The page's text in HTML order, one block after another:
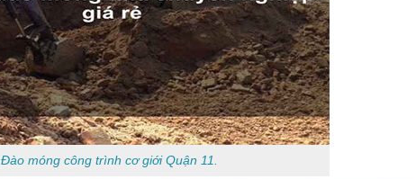
Đào móng công trình cơ giới Quận 11.